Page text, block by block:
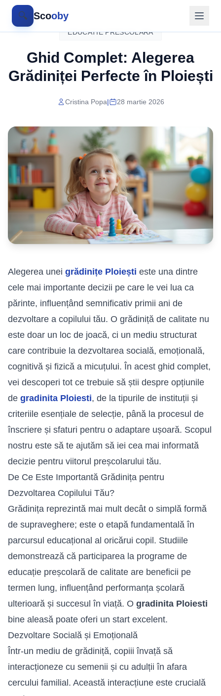
🔍 Scooby
EDUCATIE PRESCOLARA
Ghid Complet: Alegerea
Grădiniței Perfecte în Ploiești
Cristina Popa| 28 martie 2026
Alegerea unei grădinițe Ploiești este una dintre
cele mai importante decizii pe care le vei lua ca
părinte, influențând semnificativ primii ani de
dezvoltare a copilului tău. O grădiniță de calitate nu
este doar un loc de joacă, ci un mediu structurat
care contribuie la dezvoltarea socială, emoțională,
cognitivă și fizică a micuțului. În acest ghid complet,
vei descoperi tot ce trebuie să știi despre opțiunile
de gradinita Ploiesti, de la tipurile de instituții și
criteriile esențiale de selecție, până la procesul de
înscriere și sfaturi pentru o adaptare ușoară. Scopul
nostru este să te ajutăm să iei cea mai informată
decizie pentru viitorul preșcolarului tău.
De Ce Este Importantă Grădinița pentru
Dezvoltarea Copilului Tău?
Grădinița reprezintă mai mult decât o simplă formă
de supraveghere; este o etapă fundamentală în
parcursul educațional al oricărui copil. Studiile
demonstrează că participarea la programe de
educație preșcolară de calitate are beneficii pe
termen lung, influențând performanța școlară
ulterioară și succesul în viață. O gradinita Ploiesti
bine aleasă poate oferi un start excelent.
Dezvoltare Socială și Emoțională
Într-un mediu de grădiniță, copiii învață să
interacționeze cu semenii și cu adulții în afara
cercului familial. Această interacțiune este crucială